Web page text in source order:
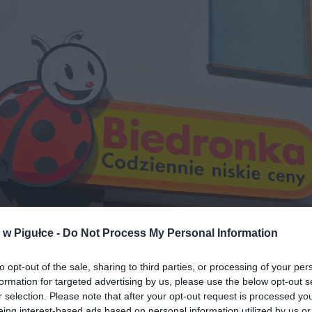
Pigułce - Do Not Process My Personal Information
opt-out of the sale, sharing to third parties, or processing of your
for targeted advertising by us, please use the below opt-out
selection. Please note that after your opt-out request is processed
Fot. Warszawa w Pigułce